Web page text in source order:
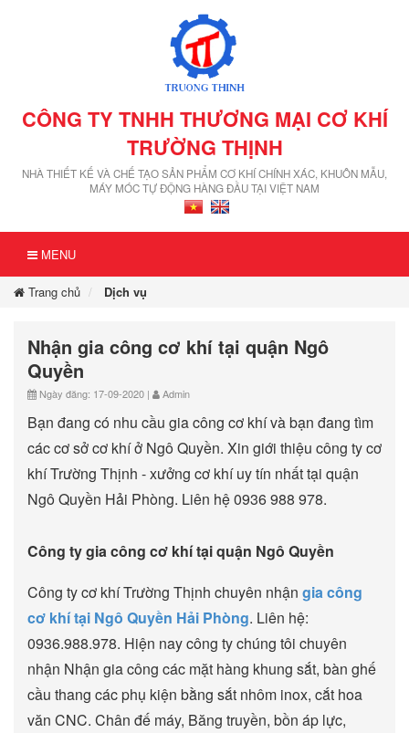
CÔNG TY TNHH THƯƠNG MẠI CƠ KHÍ
TRƯỜNG THỊNH
NHÀ THIẾT KẾ VÀ CHẾ TẠO SẢN PHẨM CƠ KHÍ CHÍNH XÁC, KHUÔN MẪU,
MÁY MÓC TỰ ĐỘNG HÀNG ĐẦU TẠI VIỆT NAM
MENU
Trang chủ Dịch vụ
Nhận gia công cơ khí tại quận Ngô
Quyền
Ngày đăng: 17-09-2020 | Admin
Bạn đang có nhu cầu gia công cơ khí và bạn đang tìm
các cơ sở cơ khí ở Ngô Quyền. Xin giới thiệu công ty cơ
khí Trường Thịnh - xưởng cơ khí uy tín nhất tại quận
Ngô Quyền Hải Phòng. Liên hệ 0936 988 978.
Công ty gia công cơ khí tại quận Ngô Quyền
Công ty cơ khí Trường Thịnh chuyên nhận gia công
cơ khí tại Ngô Quyền Hải Phòng. Liên hệ:
0936.988.978. Hiện nay công ty chúng tôi chuyên
nhận Nhận gia công các mặt hàng khung sắt, bàn ghế
cầu thang các phụ kiện bằng sắt nhôm inox, cắt hoa
văn CNC. Chân đế máy, Băng truyền, bồn áp lực,